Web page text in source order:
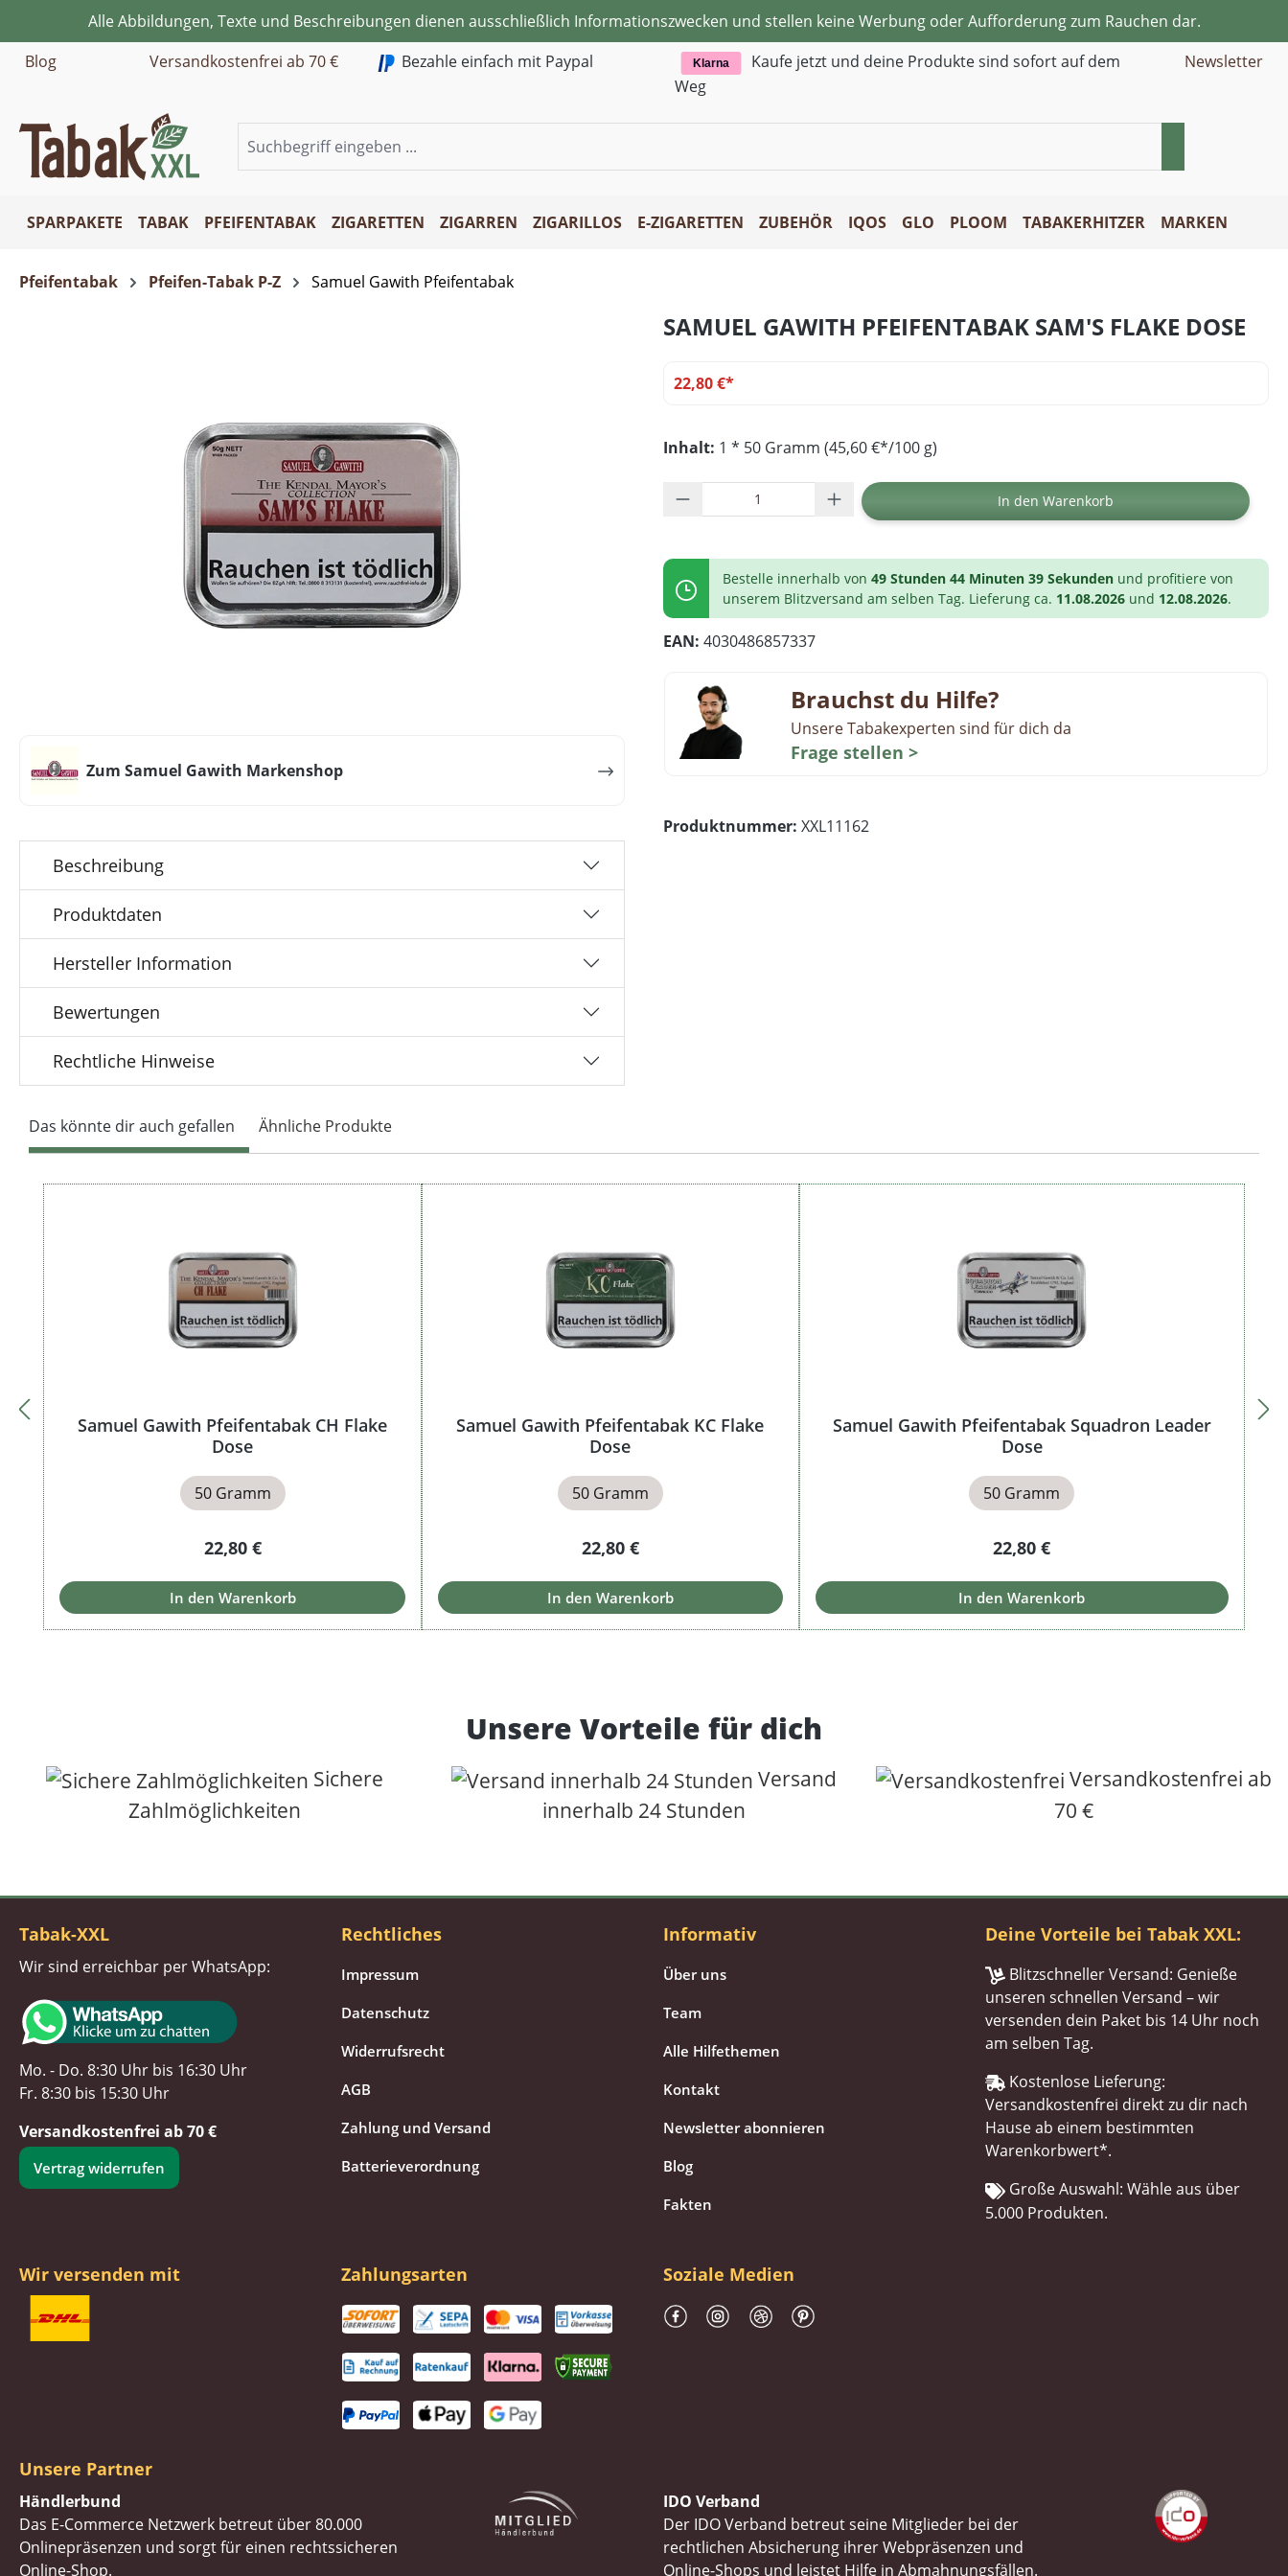
Hauptinhalt springen
Zur Suche springen
Zur Hauptnavigation springen
Alle Abbildungen, Texte und Beschreibungen dienen ausschließlich Informationszwecken und stellen keine Werbung oder Aufforderung zum Rauchen dar.
Blog
Versandkostenfrei ab 70 € Bezahle einfach mit Paypal Klarna
Kaufe jetzt und deine Produkte sind sofort auf dem
Weg
Newsletter
SPARPAKETE TABAK PFEIFENTABAK ZIGARETTEN ZIGARREN ZIGARILLOS E-ZIGARETTEN ZUBEHÖR IQOS GLO PLOOM TABAKERHITZER MARKEN
Pfeifentabak Pfeifen-Tabak P-Z Samuel Gawith Pfeifentabak
Zum Samuel Gawith Markenshop
Beschreibung
Produktdaten
Hersteller Information
Bewertungen
Rechtliche Hinweise
SAMUEL GAWITH PFEIFENTABAK SAM'S FLAKE DOSE
22,80 €*
Inhalt: 1 * 50 Gramm (45,60 €*/100 g)
Produkt Anzahl: Gib den gewünschten Wert ein oder
In den Warenkorb
Bestelle innerhalb von 49 Stunden 44 Minuten 38 Sekunden und profitiere von
unserem Blitzversand am selben Tag. Lieferung ca. 11.08.2026 und 12.08.2026.
EAN: 4030486857337
Brauchst du Hilfe?
Unsere Tabakexperten sind für dich da
Frage stellen >
Produktnummer: XXL11162
Das könnte dir auch gefallen Ähnliche Produkte
Produktgalerie überspringen
Samuel Gawith Pfeifentabak CH Flake
Dose
50 Gramm
Regulärer Preis:
22,80 €
In den Warenkorb
Samuel Gawith Pfeifentabak KC Flake
Dose
50 Gramm
Regulärer Preis:
22,80 €
In den Warenkorb
Samuel Gawith Pfeifentabak Squadron Leader
Dose
50 Gramm
Regulärer Preis:
22,80 €
In den Warenkorb
Unsere Vorteile für dich
Sichere
Zahlmöglichkeiten
Versand
innerhalb 24 Stunden
Versandkostenfrei ab
70 €
Tabak-XXL
Wir sind erreichbar per WhatsApp:
Mo. - Do. 8:30 Uhr bis 16:30 Uhr
Fr. 8:30 bis 15:30 Uhr
Versandkostenfrei ab 70 €
Vertrag widerrufen
Rechtliches
Impressum
Datenschutz
Widerrufsrecht
AGB
Zahlung und Versand
Batterieverordnung
Informativ
Über uns
Team
Alle Hilfethemen
Kontakt
Newsletter abonnieren
Blog
Fakten
Deine Vorteile bei Tabak XXL:
Blitzschneller Versand: Genieße
unseren schnellen Versand – wir
versenden dein Paket bis 14 Uhr noch
am selben Tag.
Kostenlose Lieferung:
Versandkostenfrei direkt zu dir nach
Hause ab einem bestimmten
Warenkorbwert*.
Große Auswahl: Wähle aus über
5.000 Produkten.
Wir versenden mit Zahlungsarten Soziale Medien
Unsere Partner
Händlerbund
Das E-Commerce Netzwerk betreut über 80.000
Onlinepräsenzen und sorgt für einen rechtssicheren
Online-Shop.
IDO Verband
Der IDO Verband betreut seine Mitglieder bei der
rechtlichen Absicherung ihrer Webpräsenzen und
Online-Shops und leistet Hilfe in Abmahnungsfällen.